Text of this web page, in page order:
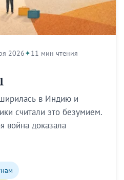
2026 11 мин чтения
в Индию и
считали это безумием.
война доказала